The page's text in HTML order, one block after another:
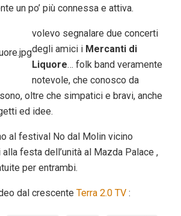
un po’ più connessa e attiva.
volevo segnalare due concerti
degli amici i Mercanti di
Liquore… folk band veramente
notevole, che conosco da
oltre che simpatici e bravi, anche
ed idee.
al festival No dal Molin vicino
festa dell’unità al Mazda Palace ,
per entrambi.
dal crescente Terra 2.0 TV :